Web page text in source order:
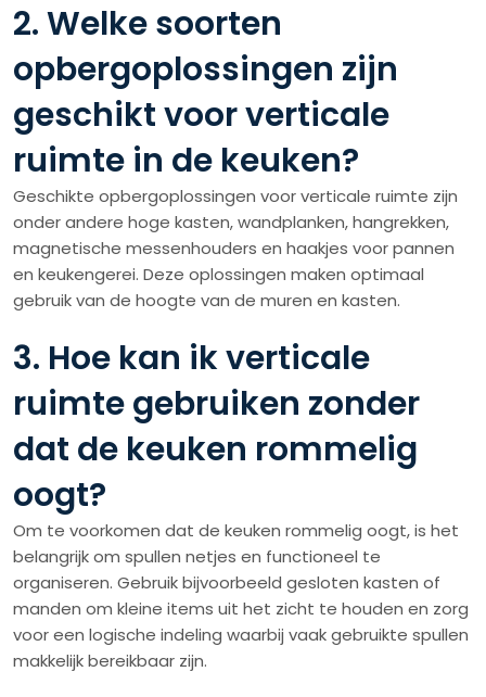
2. Welke soorten
opbergoplossingen zijn
geschikt voor verticale
ruimte in de keuken?
Geschikte opbergoplossingen voor verticale ruimte zijn
onder andere hoge kasten, wandplanken, hangrekken,
magnetische messenhouders en haakjes voor pannen
en keukengerei. Deze oplossingen maken optimaal
gebruik van de hoogte van de muren en kasten.
3. Hoe kan ik verticale
ruimte gebruiken zonder
dat de keuken rommelig
oogt?
Om te voorkomen dat de keuken rommelig oogt, is het
belangrijk om spullen netjes en functioneel te
organiseren. Gebruik bijvoorbeeld gesloten kasten of
manden om kleine items uit het zicht te houden en zorg
voor een logische indeling waarbij vaak gebruikte spullen
makkelijk bereikbaar zijn.